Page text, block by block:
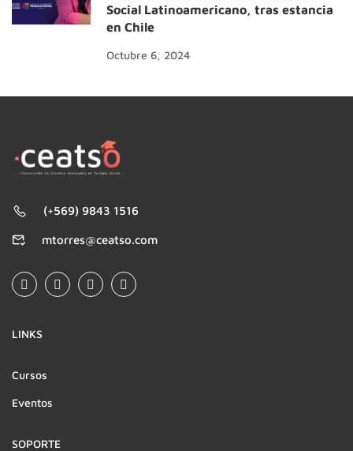
Social Latinoamericano, tras estancia
en Chile
Octubre 6, 2024
(+569) 9843 1516
mtorres@ceatso.com
LINKS
Cursos
Eventos
SOPORTE